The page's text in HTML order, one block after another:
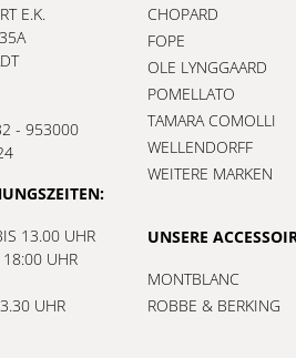
E.K.
- 953000
13.00 UHR
UHR
UHR
CHOPARD
FOPE
OLE LYNGGAARD
POMELLATO
TAMARA COMOLLI
WELLENDORFF
WEITERE MARKEN
UNSERE
MONTBLANC
ROBBE & BERKING